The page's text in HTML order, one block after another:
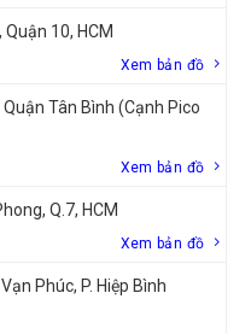
10, HCM
Xem bản đồ
Tân Bình (Cạnh Pico
Xem bản đồ
Q.7, HCM
Xem bản đồ
Phúc, P. Hiệp Bình